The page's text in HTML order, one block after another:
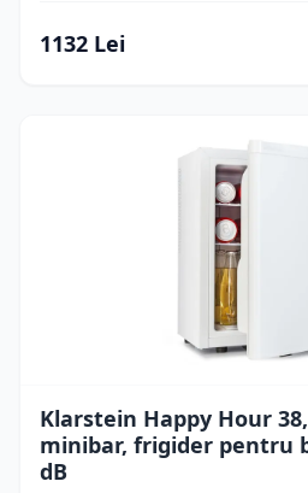
1132 Lei
Klarstein Happy Hour
minibar, frigider pentru
dB